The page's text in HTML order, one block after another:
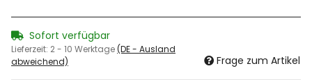
Sofort verfügbar
Lieferzeit: 2 - 10 Werktage(DE - Ausland
abweichend)
Frage zum Artikel